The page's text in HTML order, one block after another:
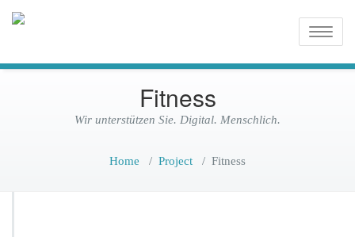
Digitalisierung
für Alle
Wir unterstützen Sie. Digital.
Toggle
Fitness
Wir unterstützen Sie. Digital. Menschlich.
Home / Project / Fitness